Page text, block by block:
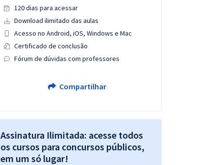
120 dias para acessar
Download ilimitado das aulas
Acesso no Android, iOS, Windows e Mac
Certificado de conclusão
Fórum de dúvidas com professores
Compartilhar
Assinatura Ilimitada: acesse todos
os cursos para concursos públicos,
em um só lugar!